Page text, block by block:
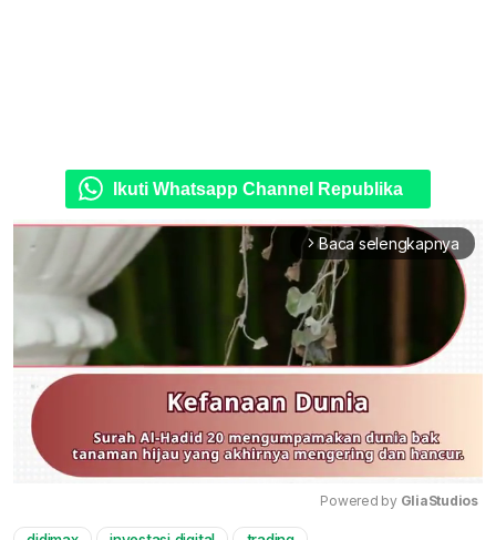
Ikuti Whatsapp Channel Republika
arrow_forward_ios Baca selengkapnya
Powered by GliaStudios